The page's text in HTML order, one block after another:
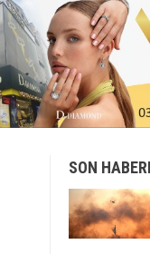
SON